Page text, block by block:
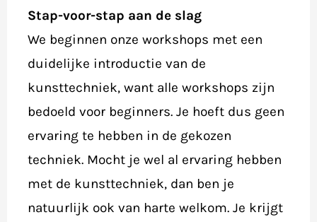
Stap-voor-stap aan de slag
We beginnen onze workshops met een
duidelijke introductie van de
kunsttechniek, want alle workshops zijn
bedoeld voor beginners. Je hoeft dus geen
ervaring te hebben in de gekozen
techniek. Mocht je wel al ervaring hebben
met de kunsttechniek, dan ben je
natuurlijk ook van harte welkom. Je krijgt